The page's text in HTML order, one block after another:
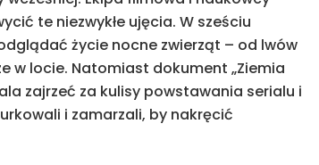
te niezwykłe ujęcia. W sześciu
życie nocne zwierząt – od lwów
w locie. Natomiast dokument „Ziemia
zajrzeć za kulisy powstawania serialu i
i zamarzali, by nakręcić